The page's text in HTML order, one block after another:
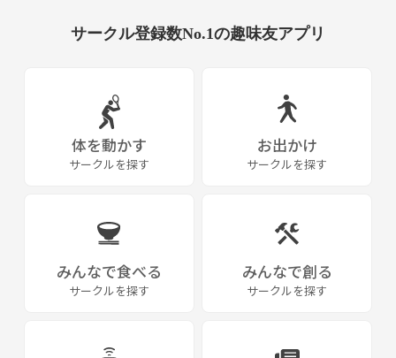
サークル登録数No.1の趣味友アプリ
体を動かす
サークルを探す
お出かけ
サークルを探す
みんなで食べる
サークルを探す
みんなで創る
サークルを探す